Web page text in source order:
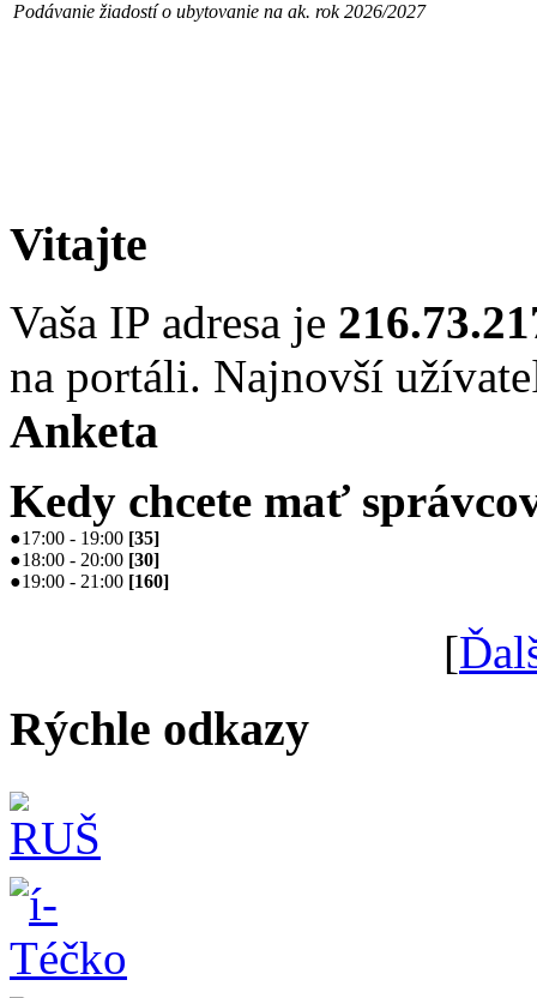
Podávanie žiadostí o ubytovanie na ak. rok 2026/2027
Vitajte
Vaša IP adresa je
na portáli. Najnovší
Anketa
Kedy chcete mať
●17:00 - 19:00 [35]
●18:00 - 20:00 [30]
●19:00 - 21:00 [160]
[
Rýchle odkazy